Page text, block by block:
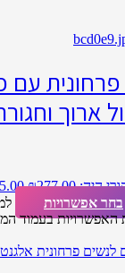
עם
ארוך
₪277.00.
בחר אפשרויות
האפשרויות בעמוד